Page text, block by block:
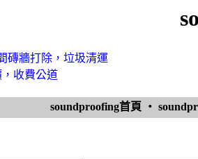
磚牆打除，垃圾清運
收費公道
soundproofing首頁 ‧